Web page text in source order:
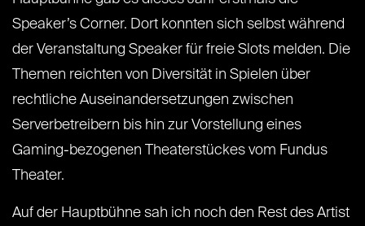
Speaker’s Corner. Dort konnten sich selbst während
der Veranstaltung Speaker für freie Slots melden. Die
Themen reichten von Diversität in Spielen über
rechtliche Auseinandersetzungen zwischen
Serverbetreibern bis hin zur Vorstellung eines
Gaming-bezogenen Theaterstückes vom Fundus
Theater.
Auf der Hauptbühne sah ich noch den Rest des Artist